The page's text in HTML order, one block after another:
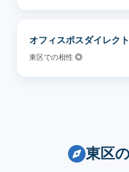
オフィスポスダイレクト
東区での相性 ◎
東区